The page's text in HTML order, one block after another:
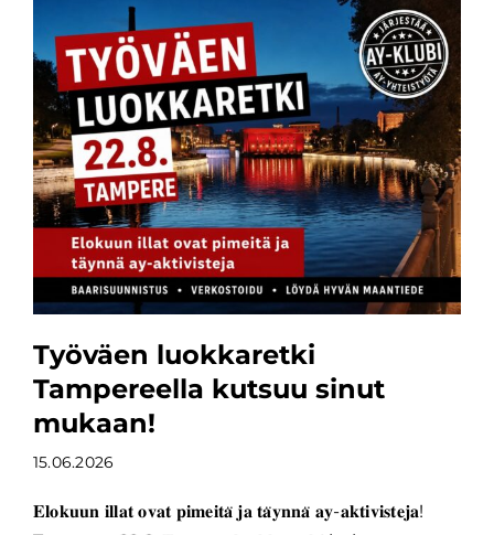
Työväen luokkaretki
Tampereella kutsuu sinut
mukaan!
15.06.2026
𝐄𝐥𝐨𝐤𝐮𝐮𝐧 𝐢𝐥𝐥𝐚𝐭 𝐨𝐯𝐚𝐭 𝐩𝐢𝐦𝐞𝐢𝐭𝐚̈ 𝐣𝐚 𝐭𝐚̈𝐲𝐧𝐧𝐚̈ 𝐚𝐲-𝐚𝐤𝐭𝐢𝐯𝐢𝐬𝐭𝐞𝐣𝐚!